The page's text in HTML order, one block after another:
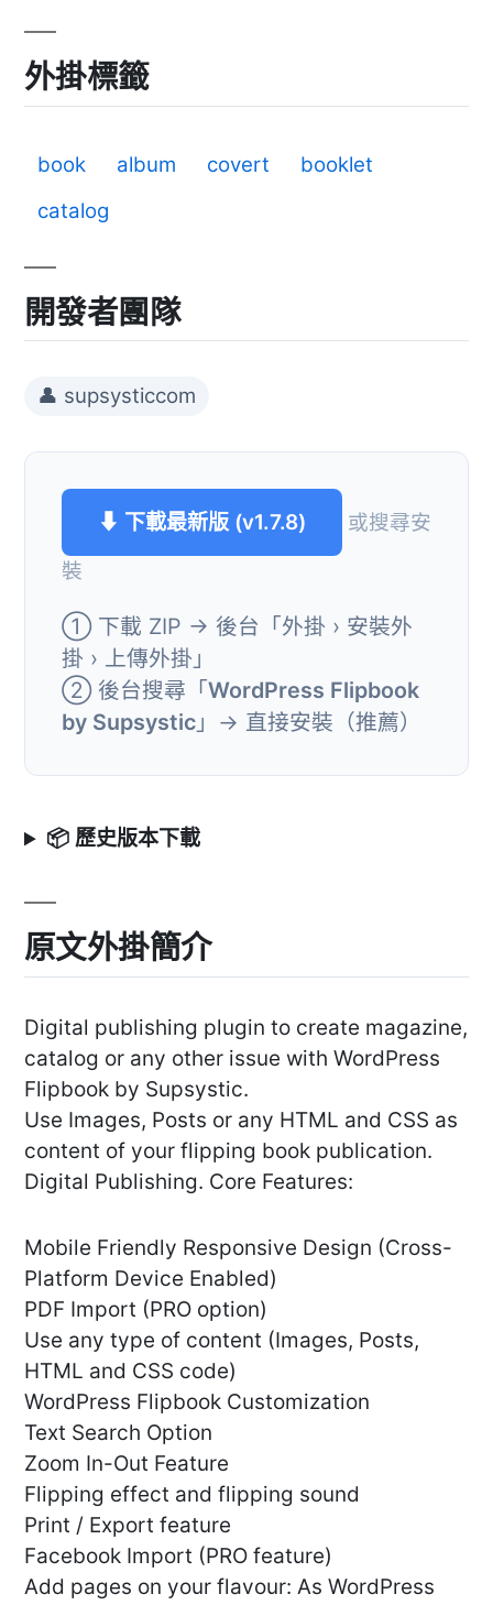
外掛標籤
book album covert
booklet
catalog
開發者團隊
👤 supsysticcom
⬇ 下載最新版 (v1.7.8)
或搜尋安
裝
① 下載 ZIP → 後台「外掛 › 安裝外
掛 › 上傳外掛」
② 後台搜尋「WordPress Flipbook
by Supsystic 」→ 直接安裝（推薦）
📦 歷史版本下載
原文外掛簡介
Digital publishing plugin to create magazine,
catalog or any other issue with WordPress
Flipbook by Supsystic.
Use Images, Posts or any HTML and CSS as
content of your flipping book publication.
Digital Publishing. Core Features:
Mobile Friendly Responsive Design (Cross-
Platform Device Enabled)
PDF Import (PRO option)
Use any type of content (Images, Posts,
HTML and CSS code)
WordPress Flipbook Customization
Text Search Option
Zoom In-Out Feature
Flipping effect and flipping sound
Print / Export feature
Facebook Import (PRO feature)
Add pages on your flavour: As WordPress